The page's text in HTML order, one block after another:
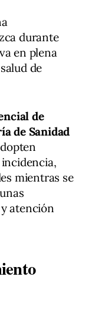
durante
en plena
de
de
de Sanidad
mientras se
atención